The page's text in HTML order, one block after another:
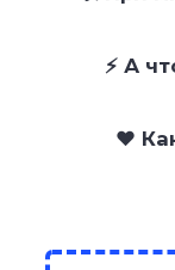
⚡ А
❤️